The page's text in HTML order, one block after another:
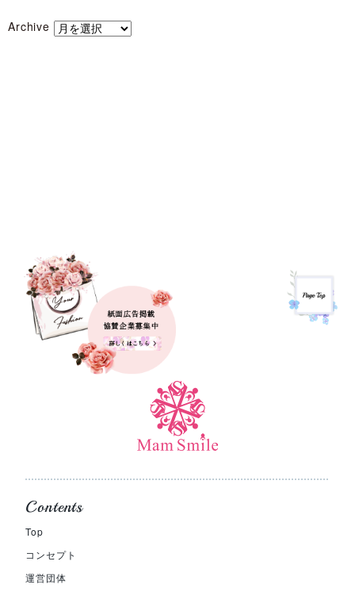
Archive
Contents
Top
コンセプト
運営団体